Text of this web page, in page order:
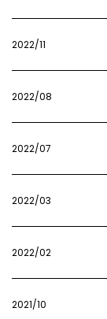
2022/11
2022/08
2022/07
2022/03
2022/02
2021/10